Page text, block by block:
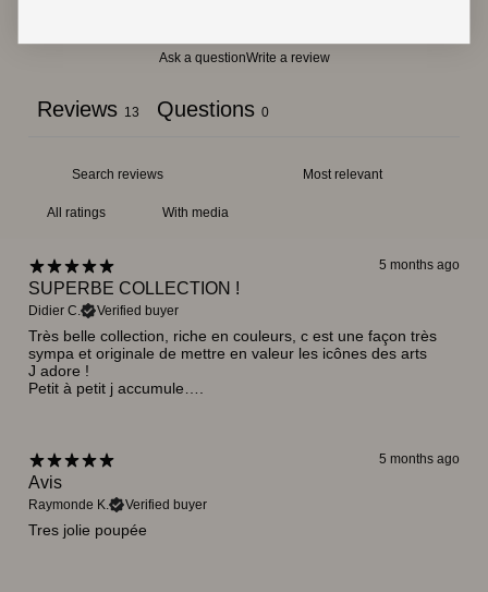
Ask a questionWrite a review
Reviews 13 Questions 0
With media
5 months ago
SUPERBE COLLECTION !
Didier C. Verified buyer
Très belle collection, riche en couleurs, c est une façon très
sympa et originale de mettre en valeur les icônes des arts
J adore !
Petit à petit j accumule….
5 months ago
Avis
Raymonde K. Verified buyer
Tres jolie poupée